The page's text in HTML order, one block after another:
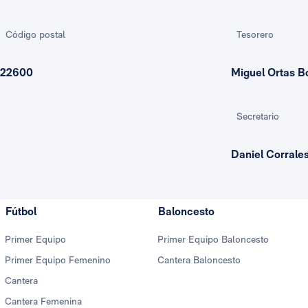
Código postal
22600
Tesorero
Miguel Ortas
Secretario
Daniel
Fútbol
Primer Equipo
Primer Equipo Femenino
Cantera
Cantera Femenina
Baloncesto
Primer Equipo Baloncesto
Cantera Baloncesto